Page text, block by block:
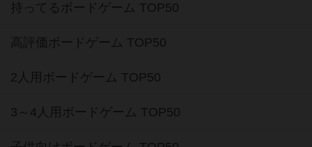
持ってるボードゲーム TOP50
高評価ボードゲーム TOP50
2人用ボードゲーム TOP50
3～4人用ボードゲーム TOP50